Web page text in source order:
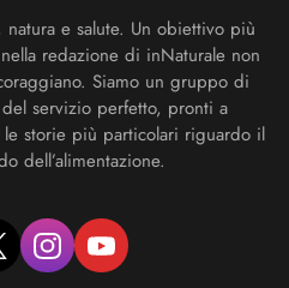
e salute. Un obiettivo più
redazione di inNaturale non
Siamo un gruppo di
servizio perfetto, pronti a
storie più particolari riguardo il
dell’alimentazione.
instagramyoutube